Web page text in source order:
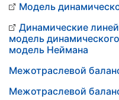
Модель
Динамические
модель
модель Неймана
Межотраслевой
Межотраслевой